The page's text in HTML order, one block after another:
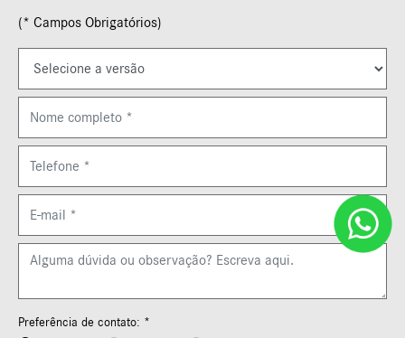
(* Campos Obrigatórios)
Preferência de contato: *